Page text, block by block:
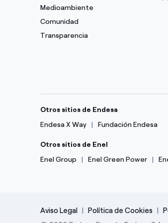
Medioambiente
Comunidad
Transparencia
Otros sitios de Endesa
Endesa X Way
Fundación Endesa
Otros sitios de Enel
Enel Group
Enel Green Power
Aviso Legal Política de Cookies